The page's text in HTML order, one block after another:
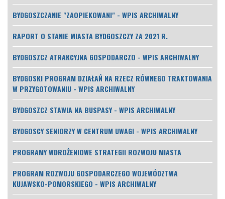
BYDGOSZCZANIE "ZAOPIEKOWANI" - WPIS ARCHIWALNY
RAPORT O STANIE MIASTA BYDGOSZCZY ZA 2021 R.
BYDGOSZCZ ATRAKCYJNA GOSPODARCZO - WPIS ARCHIWALNY
BYDGOSKI PROGRAM DZIAŁAŃ NA RZECZ RÓWNEGO TRAKTOWANIA
W PRZYGOTOWANIU - WPIS ARCHIWALNY
BYDGOSZCZ STAWIA NA BUSPASY - WPIS ARCHIWALNY
BYDGOSCY SENIORZY W CENTRUM UWAGI - WPIS ARCHIWALNY
PROGRAMY WDROŻENIOWE STRATEGII ROZWOJU MIASTA
PROGRAM ROZWOJU GOSPODARCZEGO WOJEWÓDZTWA
KUJAWSKO-POMORSKIEGO - WPIS ARCHIWALNY